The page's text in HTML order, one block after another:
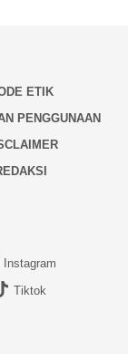
ETIK
PENGGUNAAN
Instagram
Tiktok